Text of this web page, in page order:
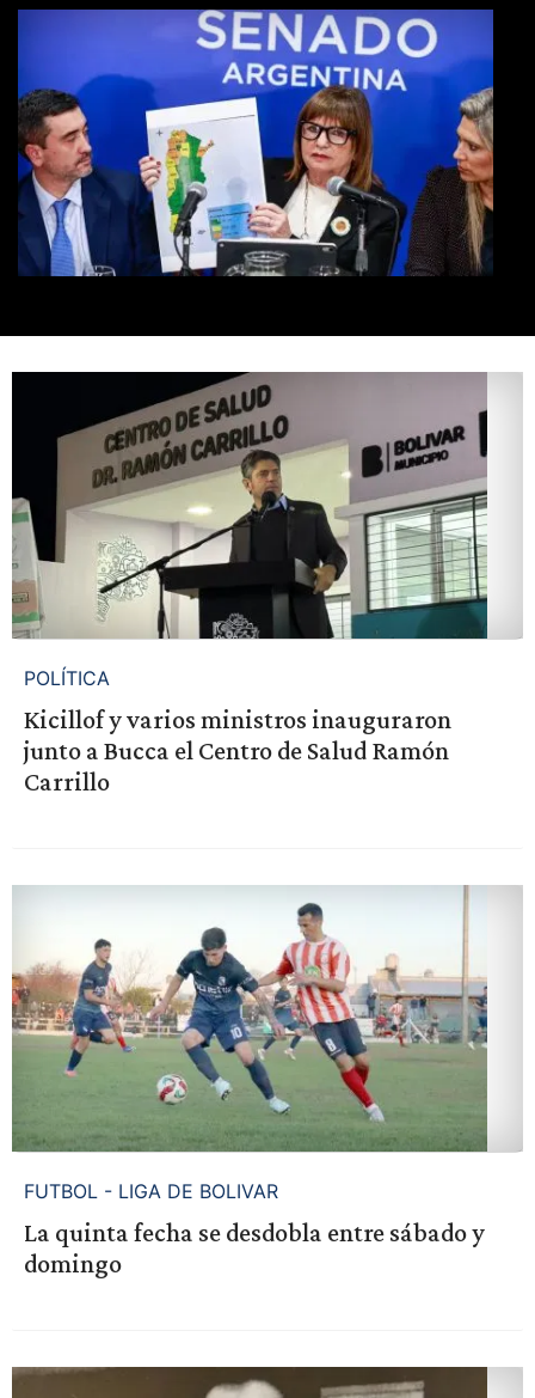
POLÍTICA
Kicillof y varios ministros inauguraron
junto a Bucca el Centro de Salud Ramón
Carrillo
FUTBOL - LIGA DE BOLIVAR
La quinta fecha se desdobla entre sábado y
domingo